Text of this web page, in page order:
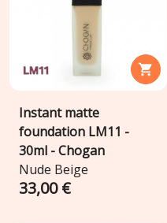

Instant matte
foundation LM11 -
30ml - Chogan
Nude Beige
33,00 €